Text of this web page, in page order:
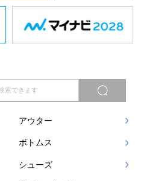
アウター
ボトムス
シューズ